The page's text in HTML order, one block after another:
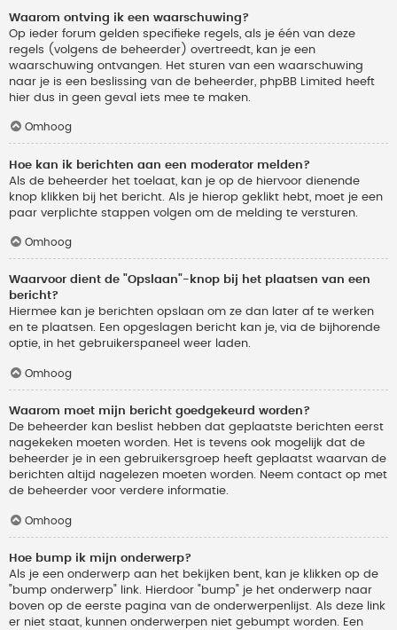
Waarom ontving ik een waarschuwing?
Op ieder forum gelden specifieke regels, als je één van deze
regels (volgens de beheerder) overtreedt, kan je een
waarschuwing ontvangen. Het sturen van een waarschuwing
naar je is een beslissing van de beheerder, phpBB Limited heeft
hier dus in geen geval iets mee te maken.
Omhoog
Hoe kan ik berichten aan een moderator melden?
Als de beheerder het toelaat, kan je op de hiervoor dienende
knop klikken bij het bericht. Als je hierop geklikt hebt, moet je een
paar verplichte stappen volgen om de melding te versturen.
Omhoog
Waarvoor dient de "Opslaan"-knop bij het plaatsen van een
bericht?
Hiermee kan je berichten opslaan om ze dan later af te werken
en te plaatsen. Een opgeslagen bericht kan je, via de bijhorende
optie, in het gebruikerspaneel weer laden.
Omhoog
Waarom moet mijn bericht goedgekeurd worden?
De beheerder kan beslist hebben dat geplaatste berichten eerst
nagekeken moeten worden. Het is tevens ook mogelijk dat de
beheerder je in een gebruikersgroep heeft geplaatst waarvan de
berichten altijd nagelezen moeten worden. Neem contact op met
de beheerder voor verdere informatie.
Omhoog
Hoe bump ik mijn onderwerp?
Als je een onderwerp aan het bekijken bent, kan je klikken op de
"bump onderwerp" link. Hierdoor "bump" je het onderwerp naar
boven op de eerste pagina van de onderwerpenlijst. Als deze link
er niet staat, kunnen onderwerpen niet gebumpt worden. Een